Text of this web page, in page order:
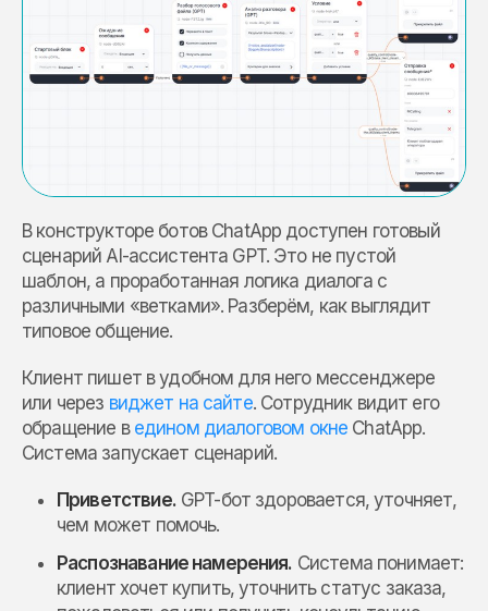
В конструкторе ботов ChatApp доступен готовый
сценарий AI-ассистента GPT. Это не пустой
шаблон, а проработанная логика диалога с
различными «ветками». Разберём, как выглядит
типовое общение.
Клиент пишет в удобном для него мессенджере
или через виджет на сайте. Сотрудник видит его
обращение в едином диалоговом окне ChatApp.
Система запускает сценарий.
Приветствие.GPT-бот здоровается, уточняет,
чем может помочь.
Распознавание намерения. Система понимает:
клиент хочет купить, уточнить статус заказа,